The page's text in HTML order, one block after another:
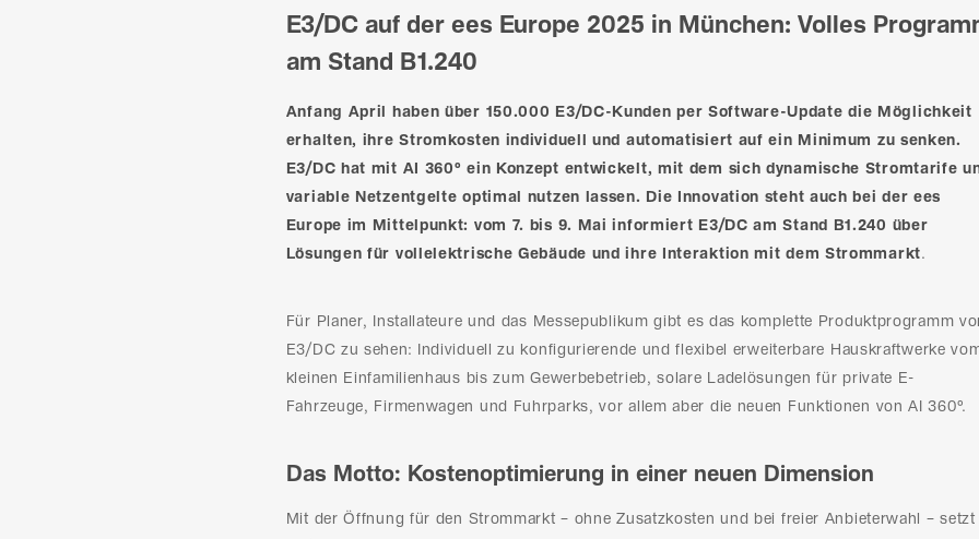
E3/DC auf der ees Europe 2025 in München: Volles
am Stand B1.240
Anfang April haben über 150.000 E3/DC-Kunden per Software-Update die Möglichkeit
erhalten, ihre Stromkosten individuell und automatisiert auf ein Minimum zu senken.
E3/DC hat mit AI 360° ein Konzept entwickelt, mit dem sich dynamische Stromtarife
variable Netzentgelte optimal nutzen lassen. Die Innovation steht auch bei der ees
Europe im Mittelpunkt: vom 7. bis 9. Mai informiert E3/DC am Stand B1.240 über
Lösungen für vollelektrische Gebäude und ihre Interaktion mit dem Strommarkt.
Für Planer, Installateure und das Messepublikum gibt es das komplette Produktprogramm
E3/DC zu sehen: Individuell zu konfigurierende und flexibel erweiterbare Hauskraftwerke
kleinen Einfamilienhaus bis zum Gewerbebetrieb, solare Ladelösungen für private E-
Fahrzeuge, Firmenwagen und Fuhrparks, vor allem aber die neuen Funktionen von AI 360°.
Das Motto: Kostenoptimierung in einer neuen Dimension
Mit der Öffnung für den Strommarkt – ohne Zusatzkosten und bei freier Anbieterwahl – setzt